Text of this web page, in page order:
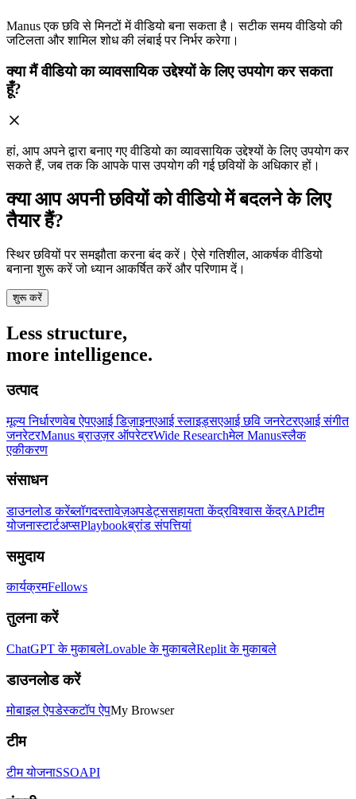
Manus एक छवि से मिनटों में वीडियो बना सकता है। सटीक समय वीडियो की
जटिलता और शामिल शोध की लंबाई पर निर्भर करेगा।
क्या मैं वीडियो का व्यावसायिक उद्देश्यों के लिए उपयोग कर सकता
हूँ?
हां, आप अपने द्वारा बनाए गए वीडियो का व्यावसायिक उद्देश्यों के लिए उपयोग कर
सकते हैं, जब तक कि आपके पास उपयोग की गई छवियों के अधिकार हों।
क्या आप अपनी छवियों को वीडियो में बदलने के लिए
तैयार हैं?
स्थिर छवियों पर समझौता करना बंद करें। ऐसे गतिशील, आकर्षक वीडियो
बनाना शुरू करें जो ध्यान आकर्षित करें और परिणाम दें।
शुरू करें
Less structure,
more intelligence.
उत्पाद
मूल्य निर्धारणवेब ऐपएआई डिज़ाइनएआई स्लाइड्सएआई छवि जनरेटरएआई संगीत
जनरेटरManus ब्राउज़र ऑपरेटरWide Researchमेल Manusस्लैक
एकीकरण
संसाधन
डाउनलोड करेंब्लॉगदस्तावेज़अपडेट्ससहायता केंद्रविश्वास केंद्रAPIटीम
योजनास्टार्टअप्सPlaybookब्रांड संपत्तियां
समुदाय
कार्यक्रमFellows
तुलना करें
ChatGPT के मुकाबलेLovable के मुकाबलेReplit के मुकाबले
डाउनलोड करें
मोबाइल ऐपडेस्कटॉप ऐपMy Browser
टीम
टीम योजनाSSOAPI